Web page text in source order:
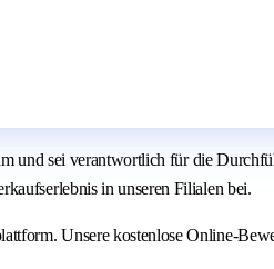
und sei verantwortlich für die
in unseren Filialen bei.
Unsere kostenlose Online-